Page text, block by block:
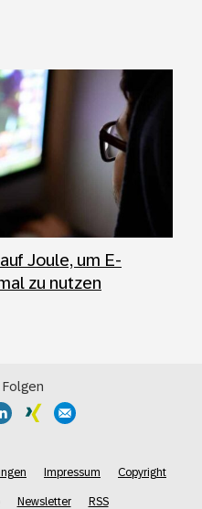
Joule, um E-
zu nutzen
Folgen
Impressum Copyright
Newsletter RSS